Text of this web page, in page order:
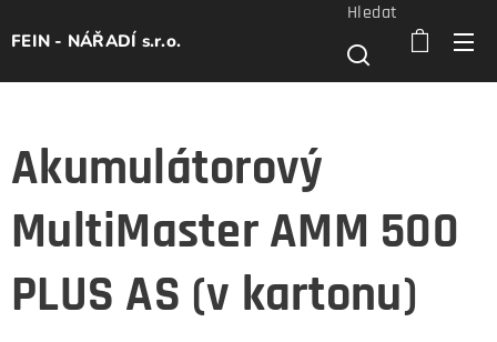
FEIN - NÁŘADÍ s.r.o.
Hledat
Akumulátorový
MultiMaster AMM 500
PLUS AS (v kartonu)